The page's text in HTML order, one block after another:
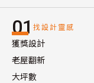
01 找設計靈感
獲獎設計
老屋翻新
大坪數